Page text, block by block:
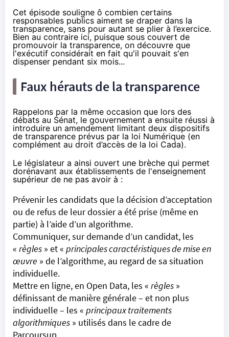
Cet épisode souligne ô combien certains
responsables publics aiment se draper dans la
transparence, sans pour autant se plier à l’exercice.
Bien au contraire ici, puisque sous couvert de
promouvoir la transparence, on découvre que
l'exécutif considérait en fait qu'il pouvait s'en
dispenser pendant six mois...
Faux hérauts de la transparence
Rappelons par la même occasion que lors des
débats au Sénat, le gouvernement a ensuite réussi à
introduire un amendement limitant deux dispositifs
de transparence prévus par la loi Numérique (en
complément au droit d’accès de la loi Cada).
Le législateur a ainsi ouvert une brèche qui permet
dorénavant aux établissements de l'enseignement
supérieur de ne pas avoir à :
Prévenir les candidats que la décision d’acceptation
ou de refus de leur dossier a été prise (même en
partie) à l’aide d’un algorithme.
Communiquer, sur demande d’un candidat, les
« règles » et « principales caractéristiques de mise en
œuvre » de l’algorithme, au regard de sa situation
individuelle.
Mettre en ligne, en Open Data, les « règles »
définissant de manière générale – et non plus
individuelle – les « principaux traitements
algorithmiques » utilisés dans le cadre de